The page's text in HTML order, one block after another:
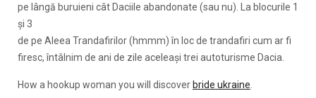
pe lângă buruieni cât Daciile abandonate (sau nu). La blocurile 1
şi 3
de pe Aleea Trandafirilor (hmmm) în loc de trandafiri cum ar fi
firesc, întâlnim de ani de zile aceleaşi trei autoturisme Dacia.
How a hookup woman you will discover bride ukraine